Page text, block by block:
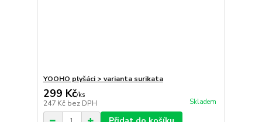
YOOHO plyšáci > varianta surikata
299 Kč/ks
247 Kč bez DPH Skladem